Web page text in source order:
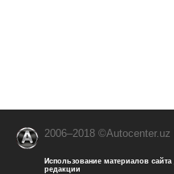
2006–2018
Использование материалов
редакции